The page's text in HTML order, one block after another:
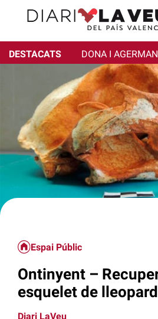
DESTACATS DONA I
Espai Públic
Ontinyent –
esquelet de
Diari LaVeu